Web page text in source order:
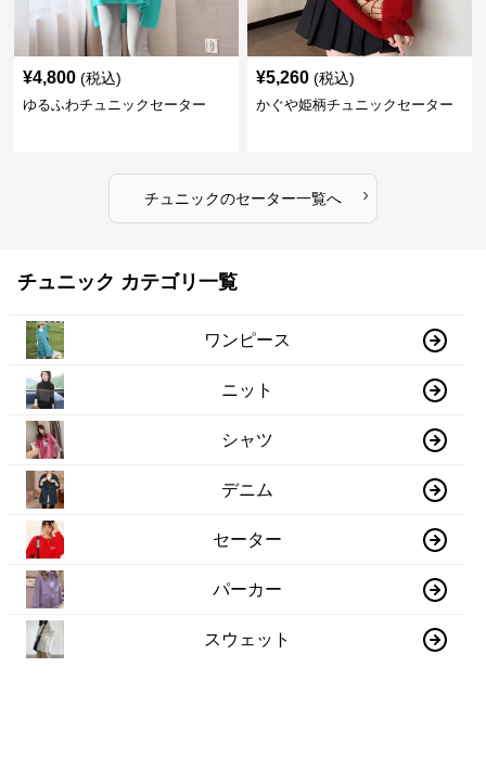
¥4,800 (税込)
ゆるふわチュニックセーター
¥5,260 (税込)
かぐや姫柄チュニックセーター
チュニックのセーター一覧へ ›
チュニック カテゴリ一覧
ワンピース
ニット
シャツ
デニム
セーター
パーカー
スウェット